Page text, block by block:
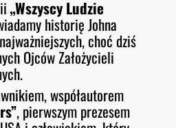
„Wszyscy Ludzie
historię Johna
choć dziś
Ojców Założycieli
współautorem
, pierwszym prezesem